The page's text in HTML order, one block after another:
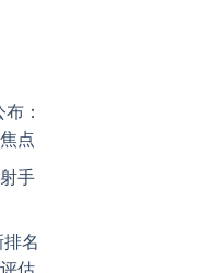
：
点
手
名